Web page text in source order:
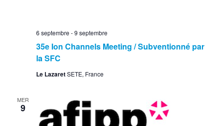
35e Ion Channels Meeting / Subventionné par
la SFC
6 septembre -9 septembre
Le LazaretSETE, France
MER
9